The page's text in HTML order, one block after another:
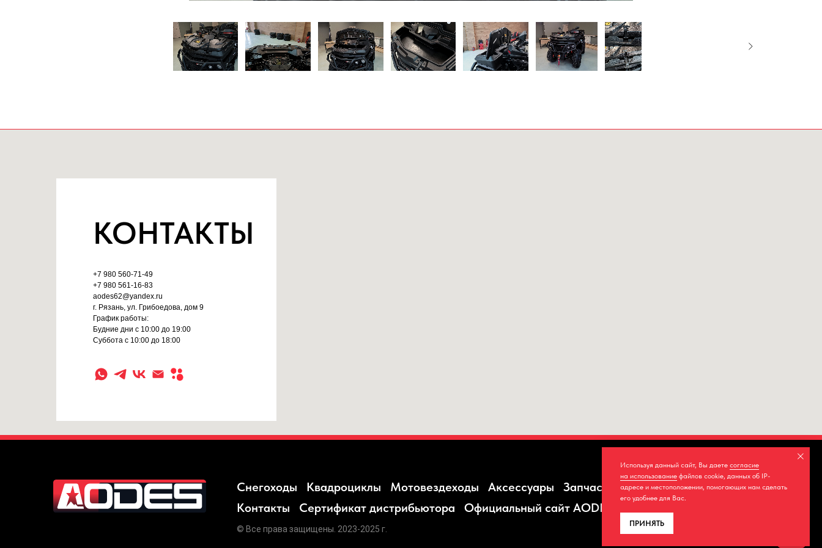
КОНТАКТЫ
+7 980 560-71-49
+7 980 561-16-83
aodes62@yandex.ru
г. Рязань, ул. Грибоедова, дом 9
График работы:
Будние дни с 10:00 до 19:00
Суббота с 10:00 до 18:00
Снегоходы Квадроциклы Мотовездеходы Аксессуары Запчасти Шины
Сервис
Контакты
Сертификат дистрибьютора Официальный сайт AODES
© Все права защищены. 2023-2025 г.
Используя данный сайт, Вы даете согласие
на использование файлов cookie, данных об IP-
адресе и местоположении, помогающих нам сделать
его удобнее для Вас.
ПРИНЯТЬ